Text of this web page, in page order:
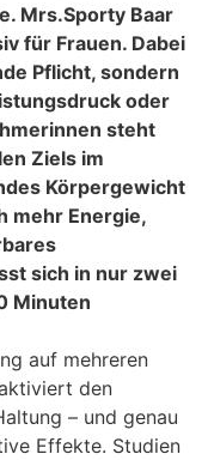
Mrs.Sporty Baar
für Frauen. Dabei
Pflicht, sondern
oder
steht
Ziels im
Körpergewicht
mehr Energie,
sich in nur zwei
Minuten
auf mehreren
den
– und genau
Effekte. Studien